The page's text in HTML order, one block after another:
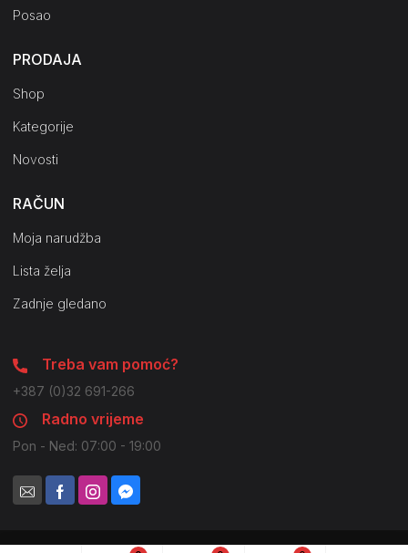
Posao
PRODAJA
Shop
Kategorije
Novosti
RAČUN
Moja narudžba
Lista želja
Zadnje gledano
Treba vam pomoć?
+387 (0)32 691-266
Radno vrijeme
Pon - Ned: 07:00 - 19:00